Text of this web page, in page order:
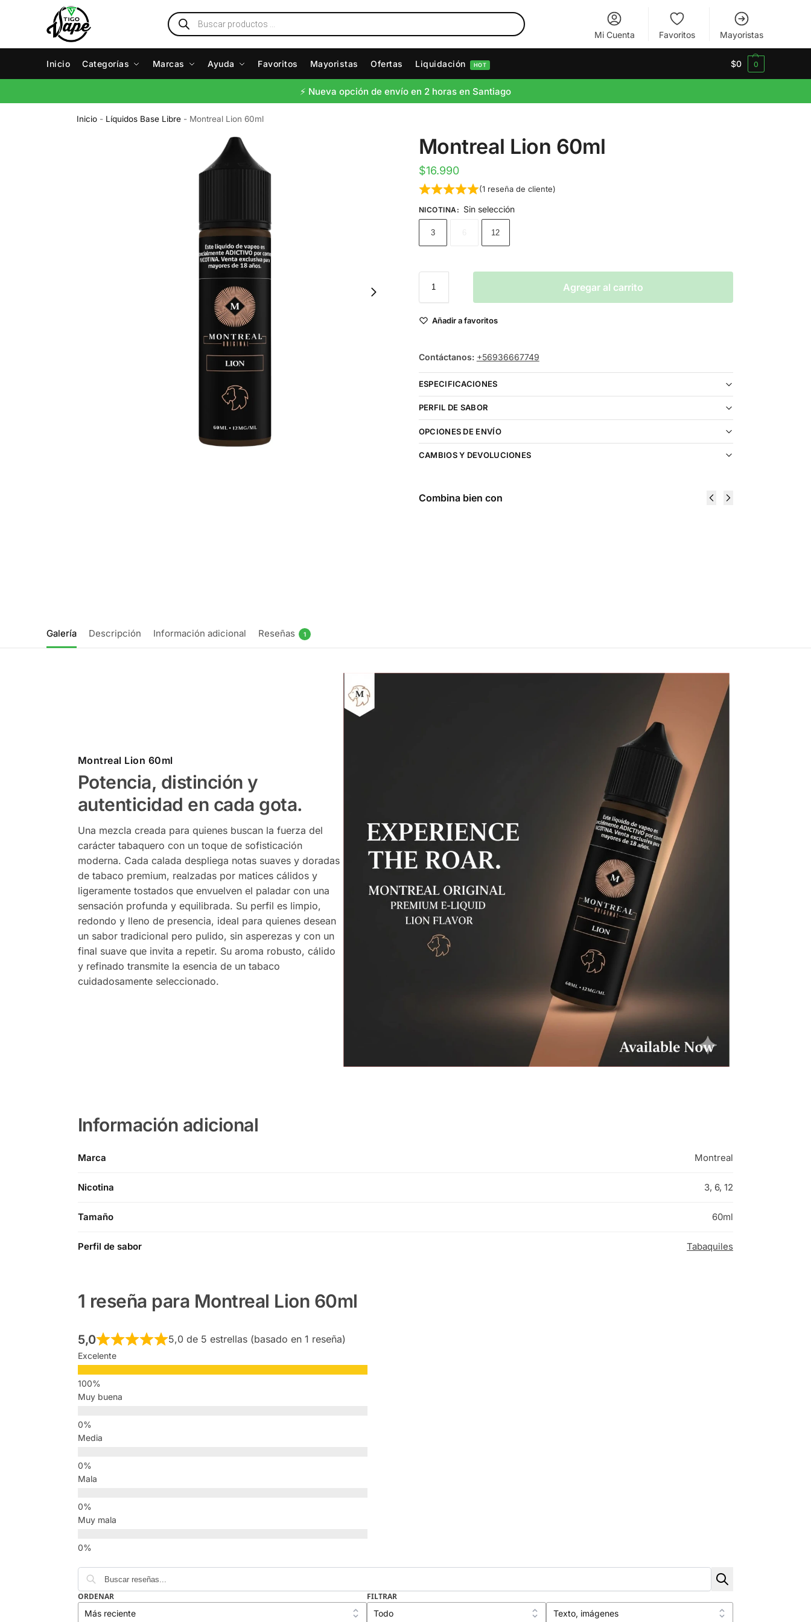
Mi Cuenta Favoritos Mayoristas
Inicio Categorías Marcas Ayuda Favoritos Mayoristas Ofertas Liquidación HOT $0 0
⚡️ Nueva opción de envío en 2 horas en Santiago
Inicio - Líquidos Base Libre - Montreal Lion 60ml
Montreal Lion 60ml
$16.990
(1reseña de cliente)
NICOTINA : Sin selección
3 12
Agregar al carrito
Añadir a favoritos
Contáctanos: +56936667749
ESPECIFICACIONES
PERFIL DE SABOR
OPCIONES DE ENVÍO
CAMBIOS Y DEVOLUCIONES
Combina bien con
Galería Descripción Información adicional Reseñas 1
Montreal Lion 60ml
Potencia, distinción y
autenticidad en cada gota.
Una mezcla creada para quienes buscan la fuerza del
carácter tabaquero con un toque de sofisticación
moderna. Cada calada despliega notas suaves y doradas
de tabaco premium, realzadas por matices cálidos y
ligeramente tostados que envuelven el paladar con una
sensación profunda y equilibrada. Su perfil es limpio,
redondo y lleno de presencia, ideal para quienes desean
un sabor tradicional pero pulido, sin asperezas y con un
final suave que invita a repetir. Su aroma robusto, cálido
y refinado transmite la esencia de un tabaco
cuidadosamente seleccionado.
Información adicional
Marca Montreal
Nicotina 3, 6, 12
Tamaño 60ml
Perfil de sabor Tabaquiles
1 reseña para Montreal Lion 60ml
5,0 5,0 de 5 estrellas (basado en 1 reseña)
Excelente
Muy buena
Media
Mala
Muy mala
ORDENAR FILTRAR